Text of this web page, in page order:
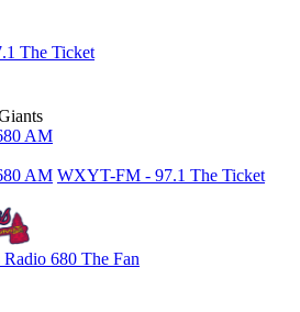
The Ticket
AM
AM WXYT-FM - 97.1 The Ticket
680 The Fan